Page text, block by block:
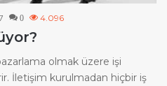
0 4.096
olmak üzere işi
İletişim kurulmadan hiçbir iş